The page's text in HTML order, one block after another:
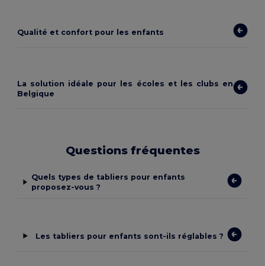
Qualité et confort pour les enfants
La solution idéale pour les écoles et les clubs en
Belgique
Questions fréquentes
Quels types de tabliers pour enfants
proposez-vous ?
Les tabliers pour enfants sont-ils réglables ?